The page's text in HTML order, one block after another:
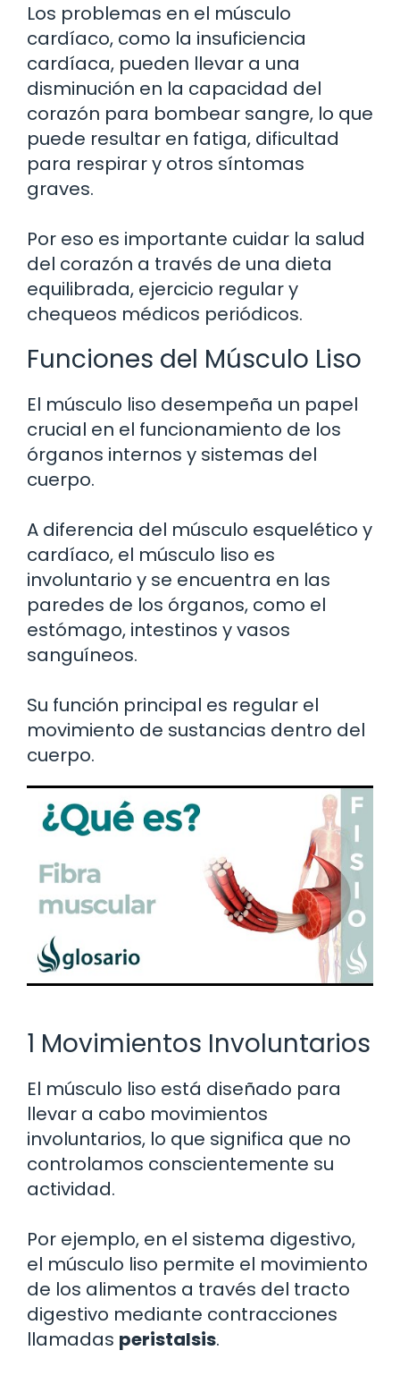
Los problemas en el músculo
cardíaco, como la insuficiencia
cardíaca, pueden llevar a una
disminución en la capacidad del
corazón para bombear sangre, lo que
puede resultar en fatiga, dificultad
para respirar y otros síntomas
graves.
Por eso es importante cuidar la salud
del corazón a través de una dieta
equilibrada, ejercicio regular y
chequeos médicos periódicos.
Funciones del Músculo Liso
El músculo liso desempeña un papel
crucial en el funcionamiento de los
órganos internos y sistemas del
cuerpo.
A diferencia del músculo esquelético y
cardíaco, el músculo liso es
involuntario y se encuentra en las
paredes de los órganos, como el
estómago, intestinos y vasos
sanguíneos.
Su función principal es regular el
movimiento de sustancias dentro del
cuerpo.
1 Movimientos Involuntarios
El músculo liso está diseñado para
llevar a cabo movimientos
involuntarios, lo que significa que no
controlamos conscientemente su
actividad.
Por ejemplo, en el sistema digestivo,
el músculo liso permite el movimiento
de los alimentos a través del tracto
digestivo mediante contracciones
llamadas peristalsis.